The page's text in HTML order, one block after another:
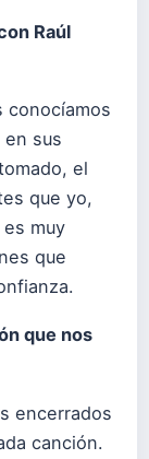
Raúl
conocíamos
sus
el
que yo,
muy
que
que nos
encerrados
canción.